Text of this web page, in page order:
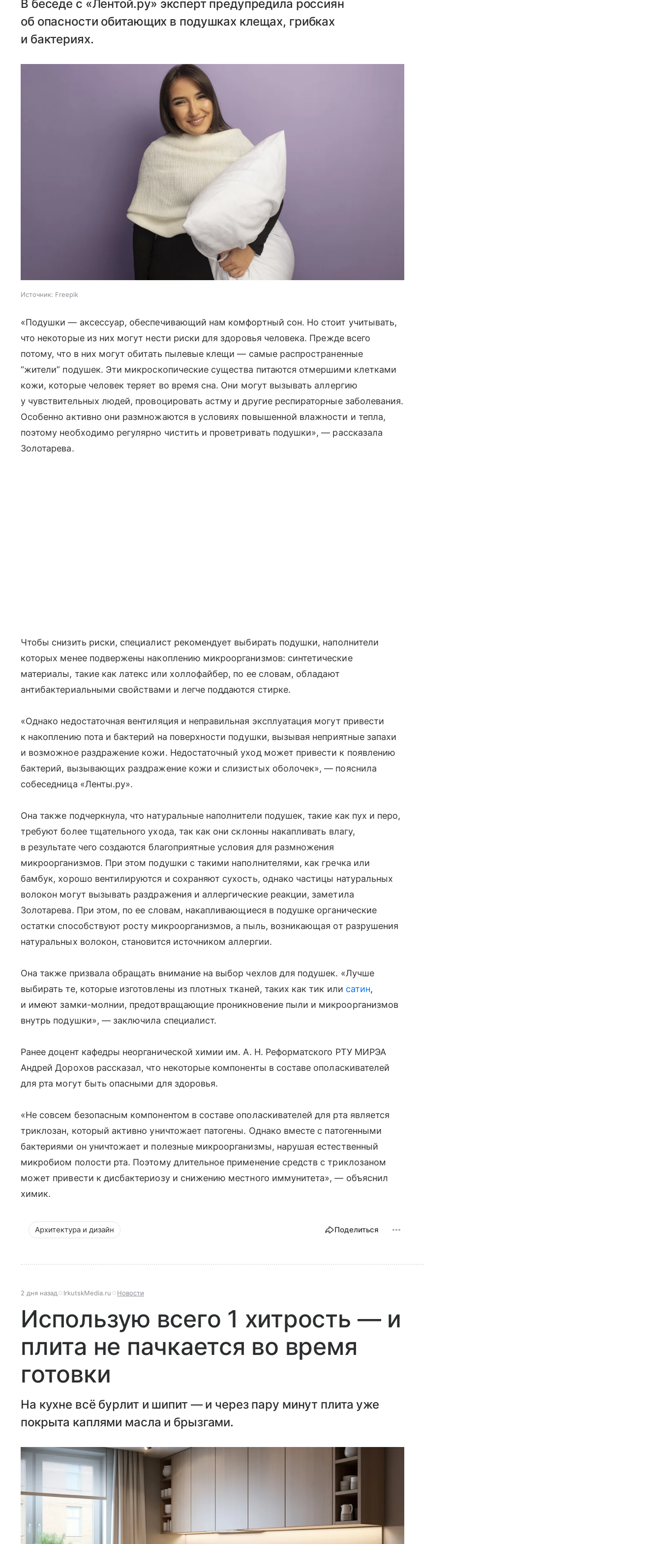
В беседе с «Лентой.ру» эксперт предупредила россиян
об опасности обитающих в подушках клещах, грибках
и бактериях.
Источник: Freepik
«Подушки — аксессуар, обеспечивающий нам комфортный сон. Но стоит учитывать,
что некоторые из них могут нести риски для здоровья человека. Прежде всего
потому, что в них могут обитать пылевые клещи — самые распространенные
“жители” подушек. Эти микроскопические существа питаются отмершими клетками
кожи, которые человек теряет во время сна. Они могут вызывать аллергию
у чувствительных людей, провоцировать астму и другие респираторные заболевания.
Особенно активно они размножаются в условиях повышенной влажности и тепла,
поэтому необходимо регулярно чистить и проветривать подушки», — рассказала
Золотарева.
Чтобы снизить риски, специалист рекомендует выбирать подушки, наполнители
которых менее подвержены накоплению микроорганизмов: синтетические
материалы, такие как латекс или холлофайбер, по ее словам, обладают
антибактериальными свойствами и легче поддаются стирке.
«Однако недостаточная вентиляция и неправильная эксплуатация могут привести
к накоплению пота и бактерий на поверхности подушки, вызывая неприятные запахи
и возможное раздражение кожи. Недостаточный уход может привести к появлению
бактерий, вызывающих раздражение кожи и слизистых оболочек», — пояснила
собеседница «Ленты.ру».
Она также подчеркнула, что натуральные наполнители подушек, такие как пух и перо,
требуют более тщательного ухода, так как они склонны накапливать влагу,
в результате чего создаются благоприятные условия для размножения
микроорганизмов. При этом подушки с такими наполнителями, как гречка или
бамбук, хорошо вентилируются и сохраняют сухость, однако частицы натуральных
волокон могут вызывать раздражения и аллергические реакции, заметила
Золотарева. При этом, по ее словам, накапливающиеся в подушке органические
остатки способствуют росту микроорганизмов, а пыль, возникающая от разрушения
натуральных волокон, становится источником аллергии.
Она также призвала обращать внимание на выбор чехлов для подушек. «Лучше
выбирать те, которые изготовлены из плотных тканей, таких как тик или сатин,
и имеют замки-молнии, предотвращающие проникновение пыли и микроорганизмов
внутрь подушки», — заключила специалист.
Ранее доцент кафедры неорганической химии им. А. Н. Реформатского РТУ МИРЭА
Андрей Дорохов рассказал, что некоторые компоненты в составе ополаскивателей
для рта могут быть опасными для здоровья.
«Не совсем безопасным компонентом в составе ополаскивателей для рта является
триклозан, который активно уничтожает патогены. Однако вместе с патогенными
бактериями он уничтожает и полезные микроорганизмы, нарушая естественный
микробиом полости рта. Поэтому длительное применение средств с триклозаном
может привести к дисбактериозу и снижению местного иммунитета», — объяснил
химик.
Архитектура и дизайн Поделиться
2 дня назад IrkutskMedia.ru Новости
Использую всего 1 хитрость — и
плита не пачкается во время
готовки
На кухне всё бурлит и шипит — и через пару минут плита уже
покрыта каплями масла и брызгами.